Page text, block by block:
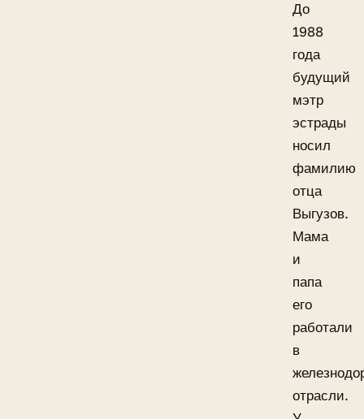
До
1988
года
будущий
мэтр
эстрады
носил
фамилию
отца
Выгузов.
Мама
и
папа
его
работали
в
отрасли.